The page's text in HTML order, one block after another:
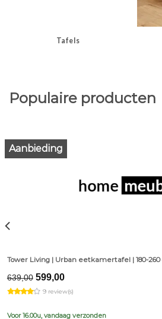
Tafels
Populaire producten
Aanbieding
Tower Living | Urban eetkamertafel | 180-
639,00 Original
price
was:
599,00Current
is:
9 review(s)
Voor 16.00u, vandaag verzonden